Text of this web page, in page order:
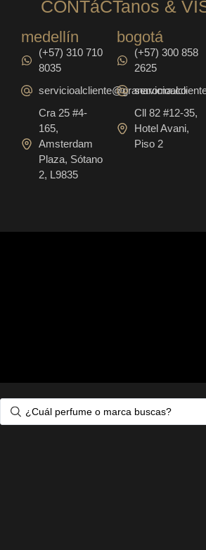
CONTáCTanos &
medellín
(+57) 310 710
8035
servicioalcliente@granaroma.co
Cra 25 #4-
165,
Amsterdam
Plaza, Sótano
2, L9835
bogotá
(+57) 300 858
2625
Cll 82 #12-35,
Hotel Avani,
Piso 2